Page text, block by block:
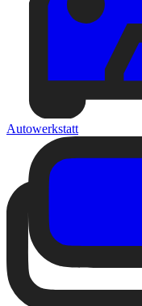
Autowerkstatt